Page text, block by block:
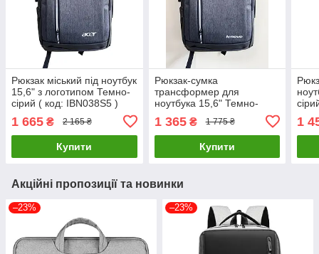
Рюкзак міський під ноутбук
15,6" з логотипом Темно-
сірий ( код: IBN038S5 )
1 665 ₴ 2 165 ₴
Купити
Рюкзак-сумка
трансформер для
ноутбука 15,6" Темно-
1 365₴ 1 775 ₴
Купити
1
Акційні пропозиції та новинки
–23% –23%